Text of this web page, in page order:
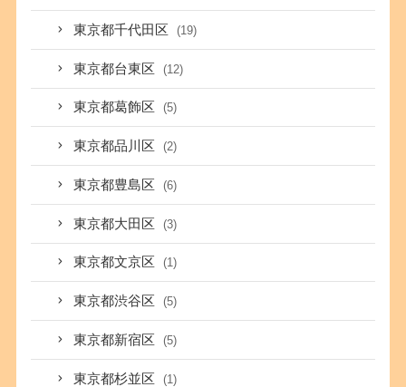
東京都千代田区 (19)
東京都台東区 (12)
東京都葛飾区 (5)
東京都品川区 (2)
東京都豊島区 (6)
東京都大田区 (3)
東京都文京区 (1)
東京都渋谷区 (5)
東京都新宿区 (5)
東京都杉並区 (1)